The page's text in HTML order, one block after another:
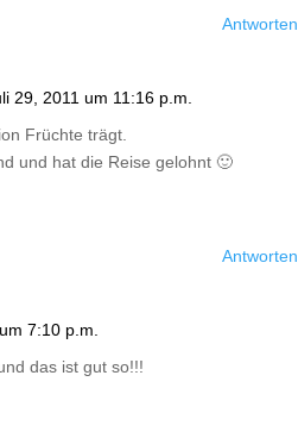
Antworten
29, 2011 um 11:16 p.m.
Früchte trägt.
und hat die Reise gelohnt 🙂
Antworten
7:10 p.m.
das ist gut so!!!